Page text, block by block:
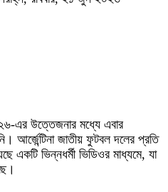
এর উত্তেজনার মধ্যে এবার
আর্জেন্টিনা জাতীয় ফুটবল দলের প্রতি
একটি ভিন্নধর্মী ভিডিওর মাধ্যমে, যা